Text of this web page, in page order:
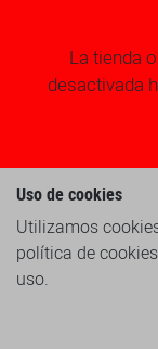
La tienda
desactivada
Uso de cookies
Utilizamos
política de
uso.